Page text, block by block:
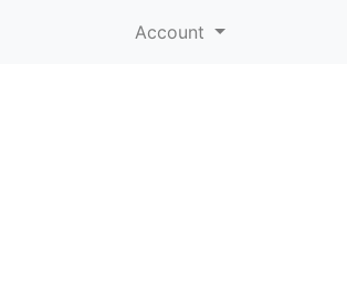
Account